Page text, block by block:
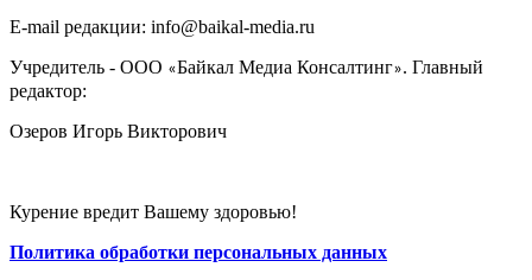
E-mail редакции: info@baikal-media.ru
Учредитель - ООО «Байкал Медиа Консалтинг». Главный
редактор:
Озеров Игорь Викторович
Курение вредит Вашему здоровью!
Политика обработки персональных данных